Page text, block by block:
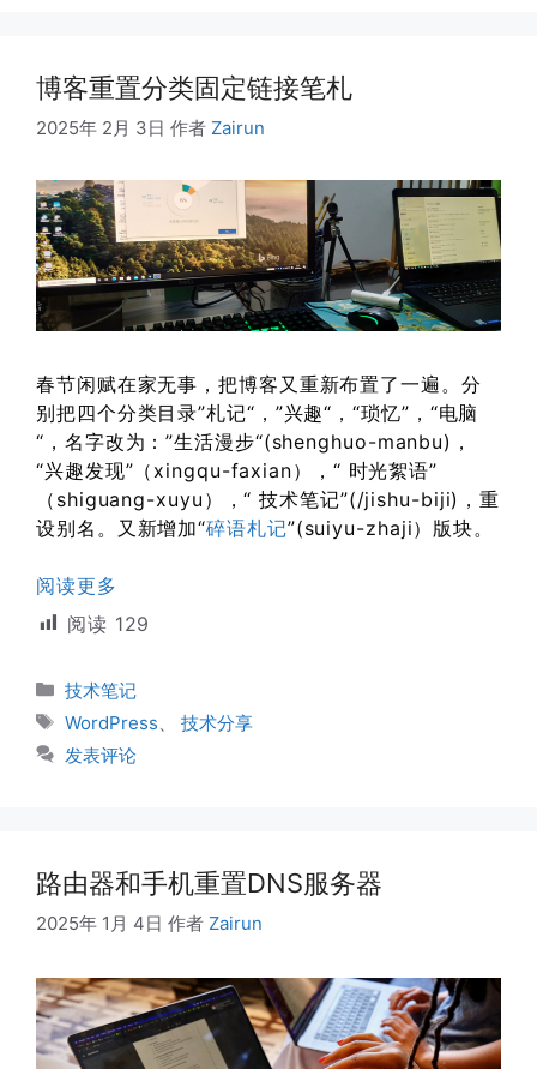
博客重置分类固定链接笔札
2025年 2月 3日 作者 Zairun
春节闲赋在家无事，把博客又重新布置了一遍。分
别把四个分类目录”札记“，”兴趣“，“琐忆”，“电脑
“，名字改为：”生活漫步“(shenghuo-manbu)，
“兴趣发现”（xingqu-faxian），“ 时光絮语”
（shiguang-xuyu），“ 技术笔记”(/jishu-biji)，重
设别名。又新增加“碎语札记”(suiyu-zhaji）版块。
阅读更多
阅读 129
分
类
技术笔记
标
签
WordPress
技术分享
发表评论
路由器和手机重置DNS服务器
2025年 1月 4日 作者 Zairun